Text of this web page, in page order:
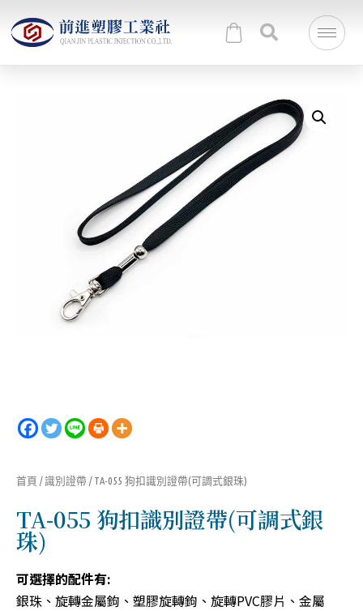
首頁 /識別證帶 / TA-055 狗扣識別證帶(可調式銀珠)
TA-055 狗扣識別證帶(可調式銀
珠)
可選擇的配件有:
銀珠、旋轉金屬鉤、塑膠旋轉鉤、旋轉PVC膠片、金屬